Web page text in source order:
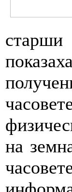
старши
на